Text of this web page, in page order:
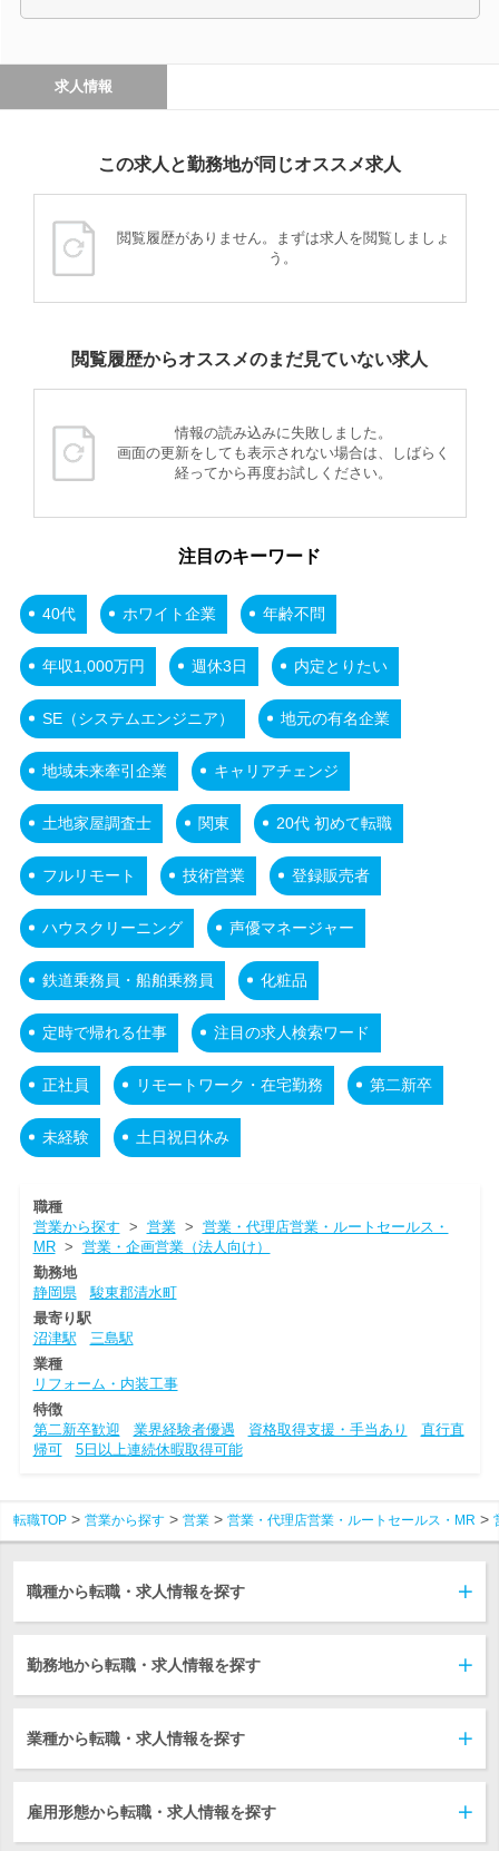
求人情報
この求人と勤務地が同じオススメ求人
閲覧履歴がありません。まずは求人を閲覧しましょ
う。
閲覧履歴からオススメのまだ見ていない求人
情報の読み込みに失敗しました。
画面の更新をしても表示されない場合は、しばらく
経ってから再度お試しください。
注目のキーワード
40代 ホワイト企業 年齢不問
年収1,000万円 週休3日 内定とりたい
SE（システムエンジニア） 地元の有名企業
地域未来牽引企業 キャリアチェンジ
土地家屋調査士 関東 20代 初めて転職
フルリモート 技術営業 登録販売者
ハウスクリーニング 声優マネージャー
鉄道乗務員・船舶乗務員 化粧品
定時で帰れる仕事 注目の求人検索ワード
正社員 リモートワーク・在宅勤務 第二新卒
未経験 土日祝日休み
職種
営業から探す > 営業> 営業・代理店営業・ルートセールス・
MR> 営業・企画営業（法人向け）
勤務地
静岡県
駿東郡清水町
最寄り駅
沼津駅
三島駅
業種
リフォーム・内装工事
特徴
第二新卒歓迎
業界経験者優遇 資格取得支援・手当あり
直行直
帰可
5日以上連続休暇取得可能
転職TOP 営業から探す 営業 営業・代理店営業・ルートセールス・MR
職種から転職・求人情報を探す
勤務地から転職・求人情報を探す
業種から転職・求人情報を探す
雇用形態から転職・求人情報を探す